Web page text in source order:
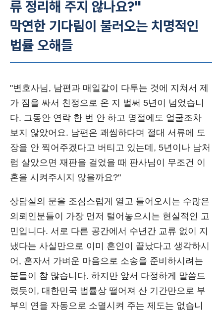
류 정리해 주지 않나요?"
막연한 기다림이 불러오는 치명적인
법률 오해들
"변호사님, 남편과 매일같이 다투는 것에 지쳐서 제
가 짐을 싸서 친정으로 온 지 벌써 5년이 넘었습니
다. 그동안 연락 한 번 안 하고 명절에도 얼굴조차
보지 않았어요. 남편은 괘씸하다며 절대 서류에 도
장을 안 찍어주겠다고 버티고 있는데, 5년이나 남처
럼 살았으면 재판을 걸었을 때 판사님이 무조건 이
혼을 시켜주시지 않을까요?"
상담실의 문을 조심스럽게 열고 들어오시는 수많은
의뢰인분들이 가장 먼저 털어놓으시는 현실적인 고
민입니다. 서로 다른 공간에서 수년간 교류 없이 지
냈다는 사실만으로 이미 혼인이 끝났다고 생각하시
어, 혼자서 가벼운 마음으로 소송을 준비하시려는
분들이 참 많습니다. 하지만 앞서 다정하게 말씀드
렸듯이, 대한민국 법률상 떨어져 산 기간만으로 부
부의 연을 자동으로 소멸시켜 주는 제도는 없습니